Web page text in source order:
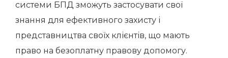
системи БПД зможуть застосувати свої
знання для ефективного захисту і
представництва своїх клієнтів, що мають
право на безоплатну правову допомогу.